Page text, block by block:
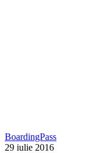
BoardingPass
29 iulie 2016